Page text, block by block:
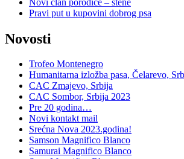
Pravi put u kupovini dobrog psa
Novosti
Trofeo Montenegro
Humanitarna izložba pasa, Čelarevo,
CAC Zmajevo, Srbija
CAC Sombor, Srbija 2023
Pre 20 godina…
Novi kontakt mail
Srećna Nova 2023.godina!
Samson Magnifico Blanco
Samurai Magnifico Blanco